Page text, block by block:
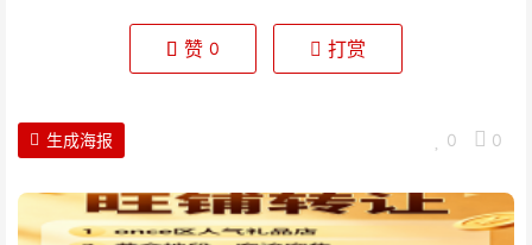
斯交流合作推介会
赞 0 打赏
0 0
生成海报